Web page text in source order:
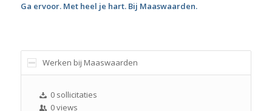
Ga ervoor. Met heel je hart. Bij Maaswaarden.
Werken bij Maaswaarden
0 sollicitaties
0 views